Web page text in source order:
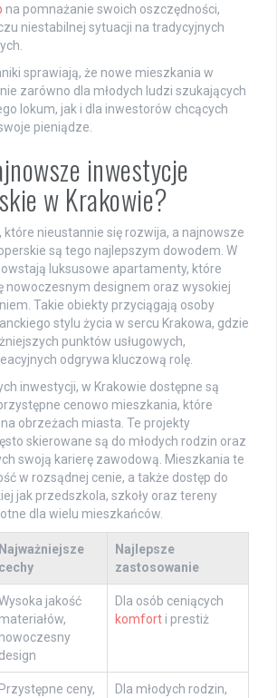
na pomnażanie swoich oszczędności,
niestabilnej sytuacji na tradycyjnych
sprawiają, że nowe mieszkania w
zarówno dla młodych ludzi szukających
lokum, jak i dla inwestorów chcących
pieniądze.
inwestycje
w Krakowie?
które nieustannie się rozwija, a najnowsze
są tego najlepszym dowodem. W
luksusowe apartamenty, które
nowoczesnym designem oraz wysokiej
Takie obiekty przyciągają osoby
stylu życia w sercu Krakowa, gdzie
punktów usługowych,
odgrywa kluczową rolę.
inwestycji, w Krakowie dostępne są
cenowo mieszkania, które
obrzeżach miasta. Te projekty
skierowane są do młodych rodzin oraz
swoją karierę zawodową. Mieszkania te
w rozsądnej cenie, a także dostęp do
jak przedszkola, szkoły oraz tereny
dla wielu mieszkańców.
Najważniejsze
cechy
Najlepsze
zastosowanie
jakość
materiałów,
nowoczesny
design
Dla osób ceniących
komfort i prestiż
Przystępne ceny,
Dla młodych rodzin,